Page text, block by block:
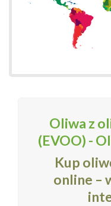
Oliwa z
(EVOO) -
Kup
online –